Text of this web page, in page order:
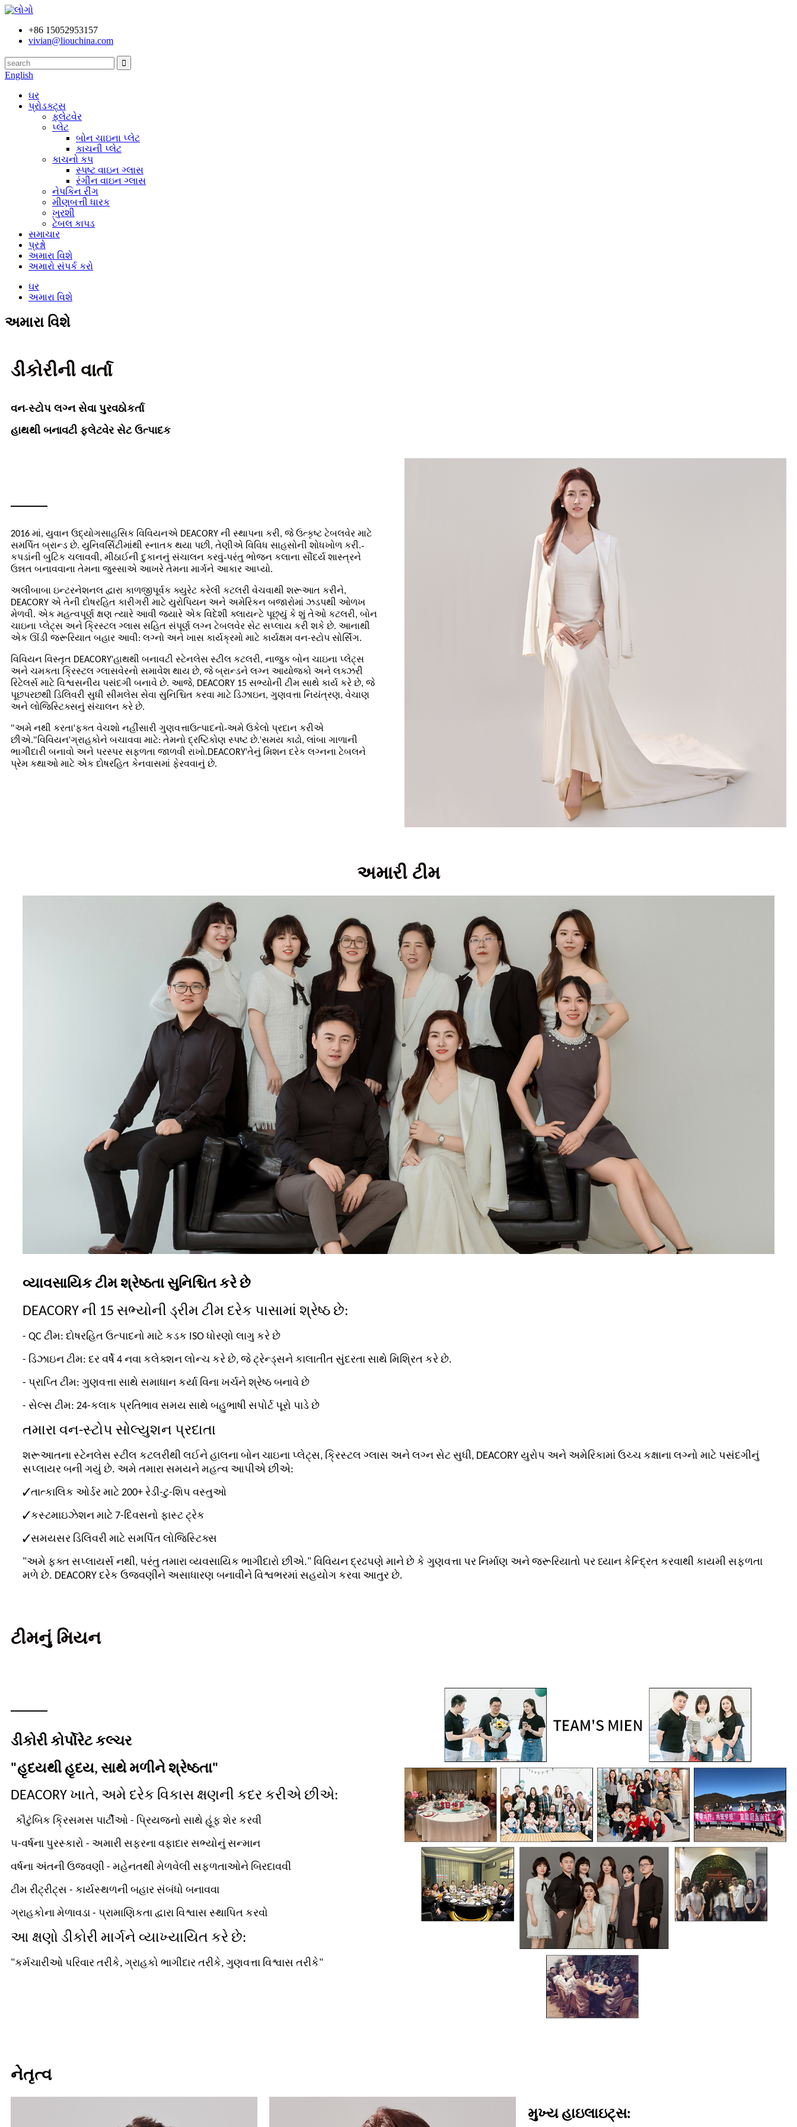
+86 15052953157
vivian@liouchina.com
English
ઘર
પ્રોડક્ટ્સ
ફ્લેટવેર
પ્લેટ
બોન ચાઇના પ્લેટ
કાચની પ્લેટ
કાચનો કપ
સ્પષ્ટ વાઇન ગ્લાસ
રંગીન વાઇન ગ્લાસ
નેપકિન રીંગ
મીણબત્તી ધારક
ખુરશી
ટેબલ કાપડ
સમાચાર
પ્રશ્નો
અમારા વિશે
અમારો સંપર્ક કરો
ઘર
અમારા વિશે
અમારા વિશે
ડીકોરીની વાર્તા
વન-સ્ટોપ લગ્ન સેવા પુરવઠોકર્તા
હાથથી બનાવટી ફ્લેટવેર સેટ ઉત્પાદક
2016 માં, યુવાન ઉદ્યોગસાહસિક વિવિયનએ DEACORY ની સ્થાપના કરી, જે ઉત્કૃષ્ટ ટેબલવેર માટે
સમર્પિત બ્રાન્ડ છે. યુનિવર્સિટીમાંથી સ્નાતક થયા પછી, તેણીએ વિવિધ સાહસોની શોધખોળ કરી.-
કપડાંની બુટિક ચલાવવી, મીઠાઈની દુકાનનું સંચાલન કરવું-પરંતુ ભોજન કલાના સૌંદર્ય શાસ્ત્રને
ઉન્નત બનાવવાના તેમના જુસ્સાએ આખરે તેમના માર્ગને આકાર આપ્યો.
અલીબાબા ઇન્ટરનેશનલ દ્વારા કાળજીપૂર્વક ક્યુરેટ કરેલી કટલરી વેચવાથી શરૂઆત કરીને,
DEACORY એ તેની દોષરહિત કારીગરી માટે યુરોપિયન અને અમેરિકન બજારોમાં ઝડપથી ઓળખ
મેળવી. એક મહત્વપૂર્ણ ક્ષણ ત્યારે આવી જ્યારે એક વિદેશી ક્લાયન્ટે પૂછ્યું કે શું તેઓ કટલરી, બોન
ચાઇના પ્લેટ્સ અને ક્રિસ્ટલ ગ્લાસ સહિત સંપૂર્ણ લગ્ન ટેબલવેર સેટ સપ્લાય કરી શકે છે. આનાથી
એક ઊંડી જરૂરિયાત બહાર આવી: લગ્નો અને ખાસ કાર્યક્રમો માટે કાર્યક્ષમ વન-સ્ટોપ સોર્સિંગ.
વિવિયન વિસ્તૃત DEACORY'હાથથી બનાવટી સ્ટેનલેસ સ્ટીલ કટલરી, નાજુક બોન ચાઇના પ્લેટ્સ
અને ચમકતા ક્રિસ્ટલ ગ્લાસવેરનો સમાવેશ થાય છે, જે બ્રાન્ડને લગ્ન આયોજકો અને લક્ઝરી
રિટેલર્સ માટે વિશ્વસનીય પસંદગી બનાવે છે. આજે, DEACORY 15 સભ્યોની ટીમ સાથે કાર્ય કરે છે, જે
પૂછપરછથી ડિલિવરી સુધી સીમલેસ સેવા સુનિશ્ચિત કરવા માટે ડિઝાઇન, ગુણવત્તા નિયંત્રણ, વેચાણ
અને લોજિસ્ટિક્સનું સંચાલન કરે છે.
"અમે નથી કરતા'ફક્ત વેચશો નહીંસારી ગુણવત્તાઉત્પાદનો-અમે ઉકેલો પ્રદાન કરીએ
છીએ."વિવિયન'ગ્રાહકોને બચાવવા માટે: તેમનો દ્રષ્ટિકોણ સ્પષ્ટ છે.'સમય કાઢો, લાંબા ગાળાની
ભાગીદારી બનાવો અને પરસ્પર સફળતા જાળવી રાખો.DEACORY'તેનું મિશન દરેક લગ્નના ટેબલને
પ્રેમ કથાઓ માટે એક દોષરહિત કેનવાસમાં ફેરવવાનું છે.
અમારી ટીમ
વ્યાવસાયિક ટીમ શ્રેષ્ઠતા સુનિશ્ચિત કરે છે
DEACORY ની 15 સભ્યોની ડ્રીમ ટીમ દરેક પાસામાં શ્રેષ્ઠ છે:
- QC ટીમ: દોષરહિત ઉત્પાદનો માટે કડક ISO ધોરણો લાગુ કરે છે
- ડિઝાઇન ટીમ: દર વર્ષે 4 નવા કલેક્શન લોન્ચ કરે છે, જે ટ્રેન્ડ્સને કાલાતીત સુંદરતા સાથે મિશ્રિત કરે છે.
- પ્રાપ્તિ ટીમ: ગુણવત્તા સાથે સમાધાન કર્યા વિના ખર્ચને શ્રેષ્ઠ બનાવે છે
- સેલ્સ ટીમ: 24-કલાક પ્રતિભાવ સમય સાથે બહુભાષી સપોર્ટ પૂરો પાડે છે
તમારા વન-સ્ટોપ સોલ્યુશન પ્રદાતા
શરૂઆતના સ્ટેનલેસ સ્ટીલ કટલરીથી લઈને હાલના બોન ચાઇના પ્લેટ્સ, ક્રિસ્ટલ ગ્લાસ અને લગ્ન સેટ સુધી, DEACORY યુરોપ અને અમેરિકામાં ઉચ્ચ કક્ષાના લગ્નો માટે પસંદગીનું
સપ્લાયર બની ગયું છે. અમે તમારા સમયને મહત્વ આપીએ છીએ:
✓તાત્કાલિક ઓર્ડર માટે 200+ રેડી-ટુ-શિપ વસ્તુઓ
✓કસ્ટમાઇઝેશન માટે 7-દિવસનો ફાસ્ટ ટ્રેક
✓સમયસર ડિલિવરી માટે સમર્પિત લોજિસ્ટિક્સ
"અમે ફક્ત સપ્લાયર્સ નથી, પરંતુ તમારા વ્યવસાયિક ભાગીદારો છીએ." વિવિયન દ્રઢપણે માને છે કે ગુણવત્તા પર નિર્માણ અને જરૂરિયાતો પર ધ્યાન કેન્દ્રિત કરવાથી કાયમી સફળતા
મળે છે. DEACORY દરેક ઉજવણીને અસાધારણ બનાવીને વિશ્વભરમાં સહયોગ કરવા આતુર છે.
ટીમનું મિયન
ડીકોરી કોર્પોરેટ કલ્ચર
"હૃદયથી હૃદય, સાથે મળીને શ્રેષ્ઠતા"
DEACORY ખાતે, અમે દરેક વિકાસ ક્ષણની કદર કરીએ છીએ:
કૌટુંબિક ક્રિસમસ પાર્ટીઓ - પ્રિયજનો સાથે હૂંફ શેર કરવી
૫-વર્ષના પુરસ્કારો - અમારી સફરના વફાદાર સભ્યોનું સન્માન
વર્ષના અંતની ઉજવણી - મહેનતથી મેળવેલી સફળતાઓને બિરદાવવી
ટીમ રીટ્રીટ્સ - કાર્યસ્થળની બહાર સંબંધો બનાવવા
ગ્રાહકોના મેળાવડા - પ્રામાણિકતા દ્વારા વિશ્વાસ સ્થાપિત કરવો
આ ક્ષણો ડીકોરી માર્ગને વ્યાખ્યાયિત કરે છે:
"કર્મચારીઓ પરિવાર તરીકે, ગ્રાહકો ભાગીદાર તરીકે, ગુણવત્તા વિશ્વાસ તરીકે"
નેતૃત્વ
મુખ્ય હાઇલાઇટ્સ: